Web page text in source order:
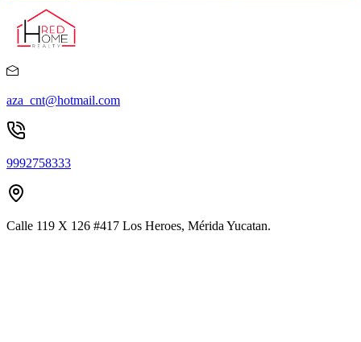
aza_cnt@hotmail.com
9992758333
Calle 119 X 126 #417 Los Heroes, Mérida Yucatan.